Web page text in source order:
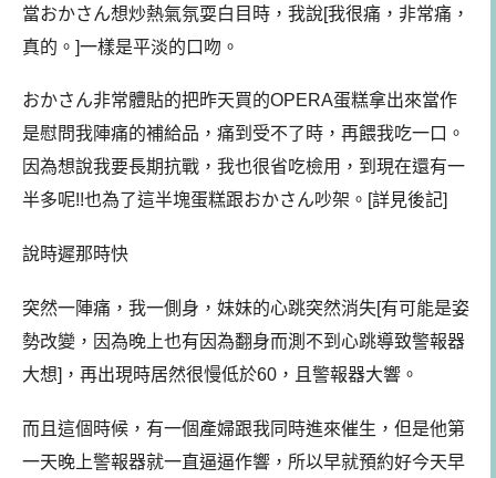
當おかさん想炒熱氣氛耍白目時，我說[我很痛，非常痛，
真的。]一樣是平淡的口吻。
おかさん非常體貼的把昨天買的OPERA蛋糕拿出來當作
是慰問我陣痛的補給品，痛到受不了時，再餵我吃一口。
因為想說我要長期抗戰，我也很省吃檢用，到現在還有一
半多呢!!也為了這半塊蛋糕跟おかさん吵架。[詳見後記]
說時遲那時快
突然一陣痛，我一側身，妹妹的心跳突然消失[有可能是姿
勢改變，因為晚上也有因為翻身而測不到心跳導致警報器
大想]，再出現時居然很慢低於60，且警報器大響。
而且這個時候，有一個產婦跟我同時進來催生，但是他第
一天晚上警報器就一直逼逼作響，所以早就預約好今天早